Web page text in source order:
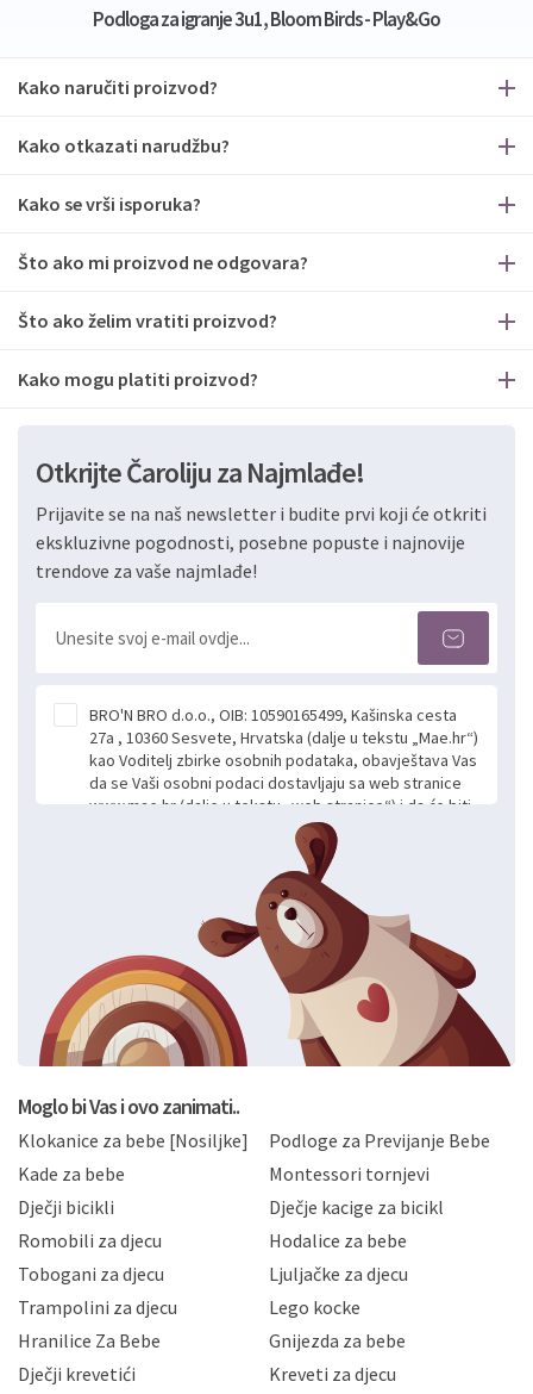
Podloga za igranje 3u1, Bloom Birds - Play&Go
Kako naručiti proizvod?
Kako otkazati narudžbu?
Kako se vrši isporuka?
Što ako mi proizvod ne odgovara?
Što ako želim vratiti proizvod?
Kako mogu platiti proizvod?
Otkrijte Čaroliju za Najmlađe!
Prijavite se na naš newsletter i budite prvi koji će otkriti
ekskluzivne pogodnosti, posebne popuste i najnovije
trendove za vaše najmlađe!
BRO'N BRO d.o.o., OIB: 10590165499, Kašinska cesta
27a , 10360 Sesvete, Hrvatska (dalje u tekstu „Mae.hr“)
kao Voditelj zbirke osobnih podataka, obavještava Vas
da se Vaši osobni podaci dostavljaju sa web stranice
www.mae.hr (dalje u tekstu „web stranice“) i da će biti
obrađeni. Prihvaćanjem ove Izjave smatra se da
slobodno i izričito dajete privolu za prikupljanje i daljnju
obradu Vaših osobnih podataka koje ustupate Mae.hr
putem ovih web stranica u svrhu odgovora i daljnje
komunikacije na Vaš upit poslan kroz kontakt obrazac.
Radi se o dobrovoljnom davanju podataka te ovu
Izjavu niste dužni prihvatiti odnosno niste dužni unositi
svoje osobne podatke u jednu od prijavnih
formi/obrazaca dostupnih na ovim web stranicama.
BRO'N BRO d.o.o. će s Vašim osobnim podacima
postupati sukladno Općoj uredbi o zaštiti podataka
privatnosti i kolačića koju možete pročitati ovdje i
Hrvatske, a uvijek uz primjenu odgovarajućih tehničkih i
sigurnosnih mjera zaštite osobnih podataka od
neovlaštenog pristupa, zlouporabe, otkrivanja,
gubitka ili uništenja. Mae.hr štiti privatnost svojih
korisnika i posjetitelja web stranica, čuva povjerljivost
Vaših osobnih podataka te omogućava pristup i
priopćavanje osobnih podataka samo onim svojim
zaposlenicima kojima su isti potrebni radi provedbe
slučajevima koji su dozvoljeni zakonima. Napominjemo
da možete u svako doba, u potpunosti ili djelomice,
Moglo bi Vas i ovo zanimati..
Klokanice za bebe [Nosiljke]
Podloge za Previjanje Bebe
Kade za bebe
Montessori tornjevi
Dječji bicikli
Dječje kacige za bicikl
Romobili za djecu
Hodalice za bebe
Tobogani za djecu
Ljuljačke za djecu
Trampolini za djecu
Lego kocke
Hranilice Za Bebe
Gnijezda za bebe
Dječji krevetići
Kreveti za djecu